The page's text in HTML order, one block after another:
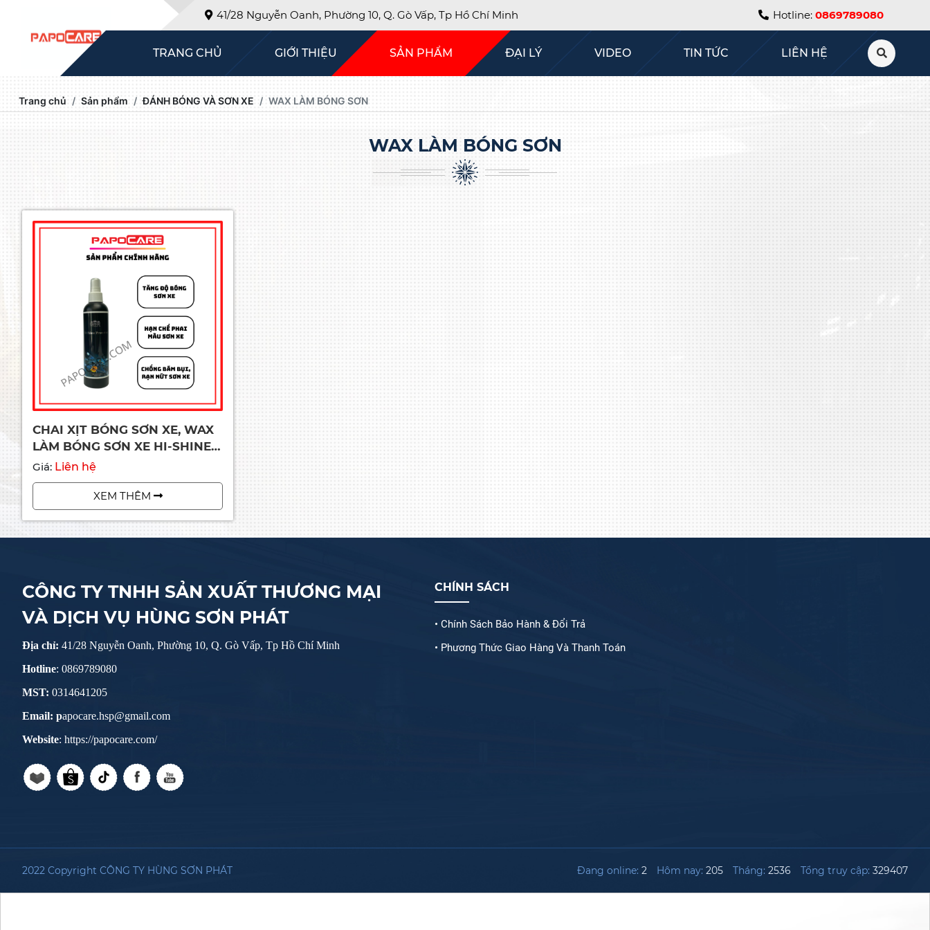
41/28 Nguyễn Oanh, Phường 10, Q. Gò Vấp, Tp Hồ Chí Minh Hotline: 0869789080
TRANG CHỦ GIỚI THIỆU SẢN PHẨM ĐẠI LÝ VIDEO TIN TỨC LIÊN HỆ
Trang chủ Sản phẩm ĐÁNH BÓNG VÀ SƠN XE WAX LÀM BÓNG SƠN
WAX LÀM BÓNG SƠN
CHAI XỊT BÓNG SƠN XE, WAX
LÀM BÓNG SƠN XE HI-SHINE –
PAPOCARE
Giá: Liên hệ
XEM THÊM
CÔNG TY TNHH SẢN XUẤT THƯƠNG MẠI
VÀ DỊCH VỤ HÙNG SƠN PHÁT
Địa chỉ: 41/28 Nguyễn Oanh, Phường 10, Q. Gò Vấp, Tp Hồ Chí Minh
Hotline: 0869789080
MST: 0314641205
Email: papocare.hsp@gmail.com
Website: https://papocare.com/
CHÍNH SÁCH
• Chính Sách Bảo Hành & Đổi Trả
• Phương Thức Giao Hàng Và Thanh Toán
2022 Copyright CÔNG TY HÙNG SƠN PHÁT Đang online: 2 Hôm nay: 205 Tháng: 2536 Tổng truy cập: 329407